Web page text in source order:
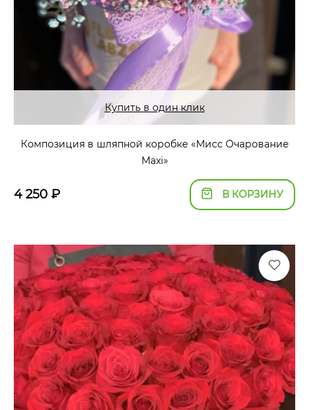
Купить в один клик
Композиция в шляпной коробке «Мисс Очарование
Maxi»
4 250 ₽ В КОРЗИНУ